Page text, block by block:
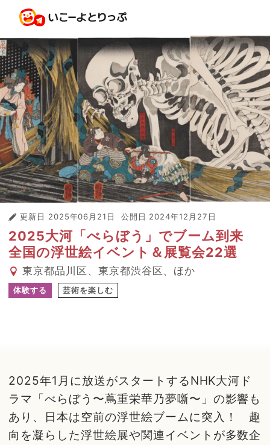
更新日 2025年06月21日 公開日 2024年12月27日
2025大河「べらぼう」でブーム到来
全国の浮世絵イベント＆展覧会22選
東京都品川区、東京都渋谷区、ほか
体験する 芸術を楽しむ
2025年1月に放送がスタートするNHK大河ド
ラマ「べらぼう〜蔦重栄華乃夢噺〜」の影響も
あり、日本は空前の浮世絵ブームに突入！ 趣
向を凝らした浮世絵展や関連イベントが多数企